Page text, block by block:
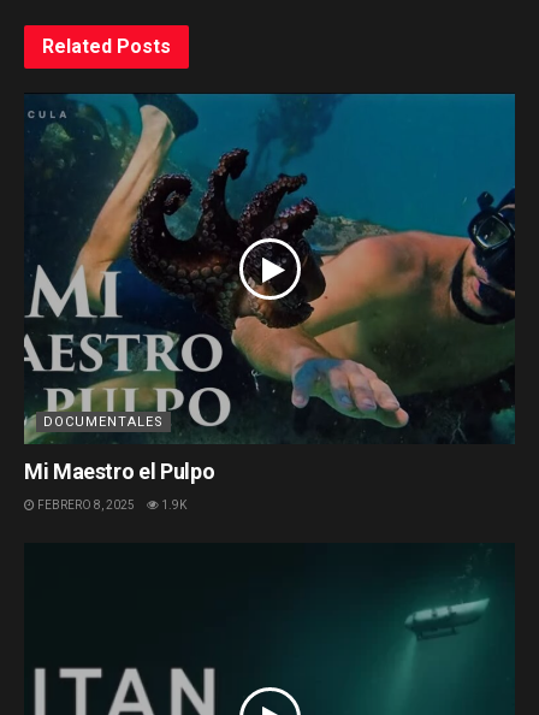
Related Posts
DOCUMENTALES
Mi Maestro el Pulpo
FEBRERO 8, 2025 1.9K